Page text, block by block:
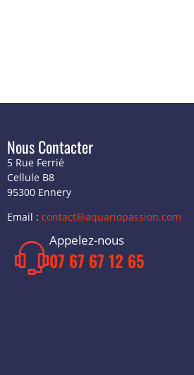
Nous Contacter
5 Rue Ferrié
Cellule B8
95300 Ennery
Email : contact@aquariopassion.com
Appelez-nous
07 67 67 12 65